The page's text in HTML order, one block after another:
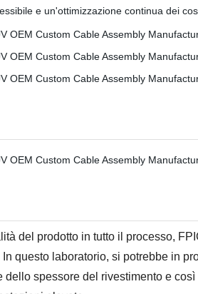
e un'ottimizzazione continua dei
del prodotto in tutto il processo,
questo laboratorio, si potrebbe in
dello spessore del rivestimento e